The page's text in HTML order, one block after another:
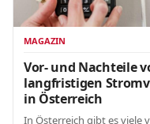
MAGAZIN
Vor- und Nachteile
langfristigen
in Österreich
In Österreich gibt es viele